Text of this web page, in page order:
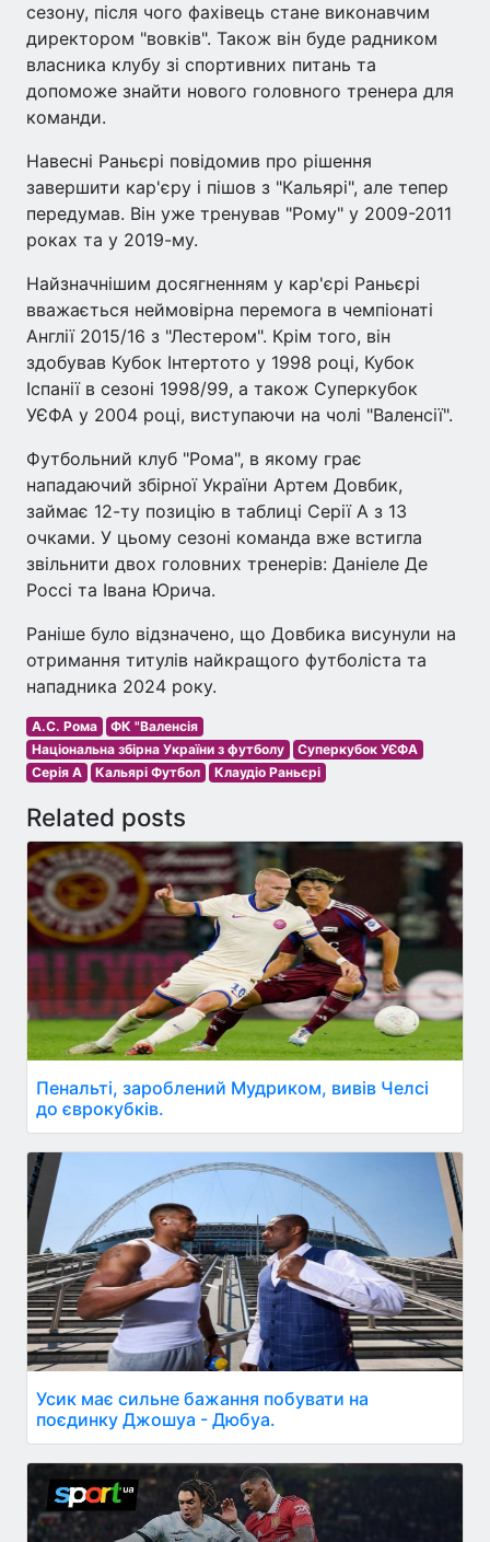
сезону, після чого фахівець стане виконавчим
директором "вовків". Також він буде радником
власника клубу зі спортивних питань та
допоможе знайти нового головного тренера для
команди.
Навесні Раньєрі повідомив про рішення
завершити кар'єру і пішов з "Кальярі", але тепер
передумав. Він уже тренував "Рому" у 2009-2011
роках та у 2019-му.
Найзначнішим досягненням у кар'єрі Раньєрі
вважається неймовірна перемога в чемпіонаті
Англії 2015/16 з "Лестером". Крім того, він
здобував Кубок Інтертото у 1998 році, Кубок
Іспанії в сезоні 1998/99, а також Суперкубок
УЄФА у 2004 році, виступаючи на чолі "Валенсії".
Футбольний клуб "Рома", в якому грає
нападаючий збірної України Артем Довбик,
займає 12-ту позицію в таблиці Серії А з 13
очками. У цьому сезоні команда вже встигла
звільнити двох головних тренерів: Даніеле Де
Россі та Івана Юрича.
Раніше було відзначено, що Довбика висунули на
отримання титулів найкращого футболіста та
нападника 2024 року.
А.С. Рома
ФК "Валенсія
Національна збірна України з футболу
Суперкубок УЄФА
Серія A
Кальярі Футбол Клаудіо Раньєрі
Related posts
Пенальті, зароблений Мудриком, вивів Челсі
до єврокубків.
Усик має сильне бажання побувати на
поєдинку Джошуа - Дюбуа.